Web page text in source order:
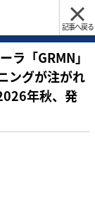
記事へ戻る
「GRMN」
ングが注がれ
年秋、発